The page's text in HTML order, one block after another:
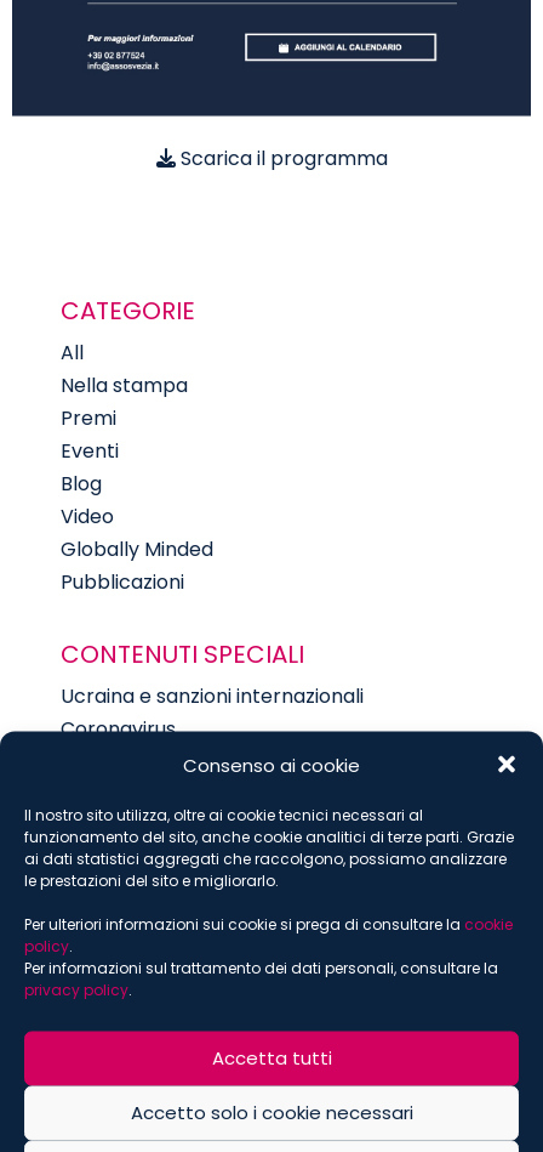
Consenso ai cookie
Il nostro sito utilizza, oltre ai cookie tecnici necessari al
funzionamento del sito, anche cookie analitici di terze parti. Grazie
ai dati statistici aggregati che raccolgono, possiamo analizzare
le prestazioni del sito e migliorarlo.
Per ulteriori informazioni sui cookie si prega di consultare la cookie
policy
Per informazioni sul trattamento dei dati personali, consultare la
privacy policy
Accetta tutti
Accetto solo i cookie necessari
Scarica il programma
CATEGORIE
All
Nella stampa
Premi
Eventi
Blog
Video
Globally Minded
Pubblicazioni
CONTENUTI SPECIALI
Ucraina e sanzioni internazionali
Coronavirus
Digital
Food
ISCRIVITI ALLA NEWSLETTER